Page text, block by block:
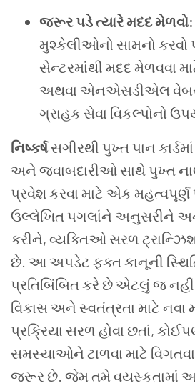
જરૂર પડે ત્યારે મદદ મેળવો:
મુશ્કેલીઓનો સામનો કરવો
સેન્ટરમાંથી મદદ મેળવવા
અથવા એનએસડીએલ
ગ્રાહક સેવા વિકલ્પોનો
નિષ્કર્ષ સગીરથી પુખ્ત પાન
અને જવાબદારીઓ સાથે પુખ્ત
પ્રવેશ કરવા માટે એક મહત્વપૂર્ણ
ઉલ્લેખિત પગલાંને અનુસરીને અને
કરીને, વ્યક્તિઓ સરળ
છે. આ અપડેટ ફક્ત કાનૂની
પ્રતિબિંબિત કરે છે એટલું જ
વિકાસ અને સ્વતંત્રતા માટે નવા
પ્રક્રિયા સરળ હોવા છતાં,
સમસ્યાઓને ટાળવા માટે
જરૂર છે. જેમ તમે વયસ્કતામાં